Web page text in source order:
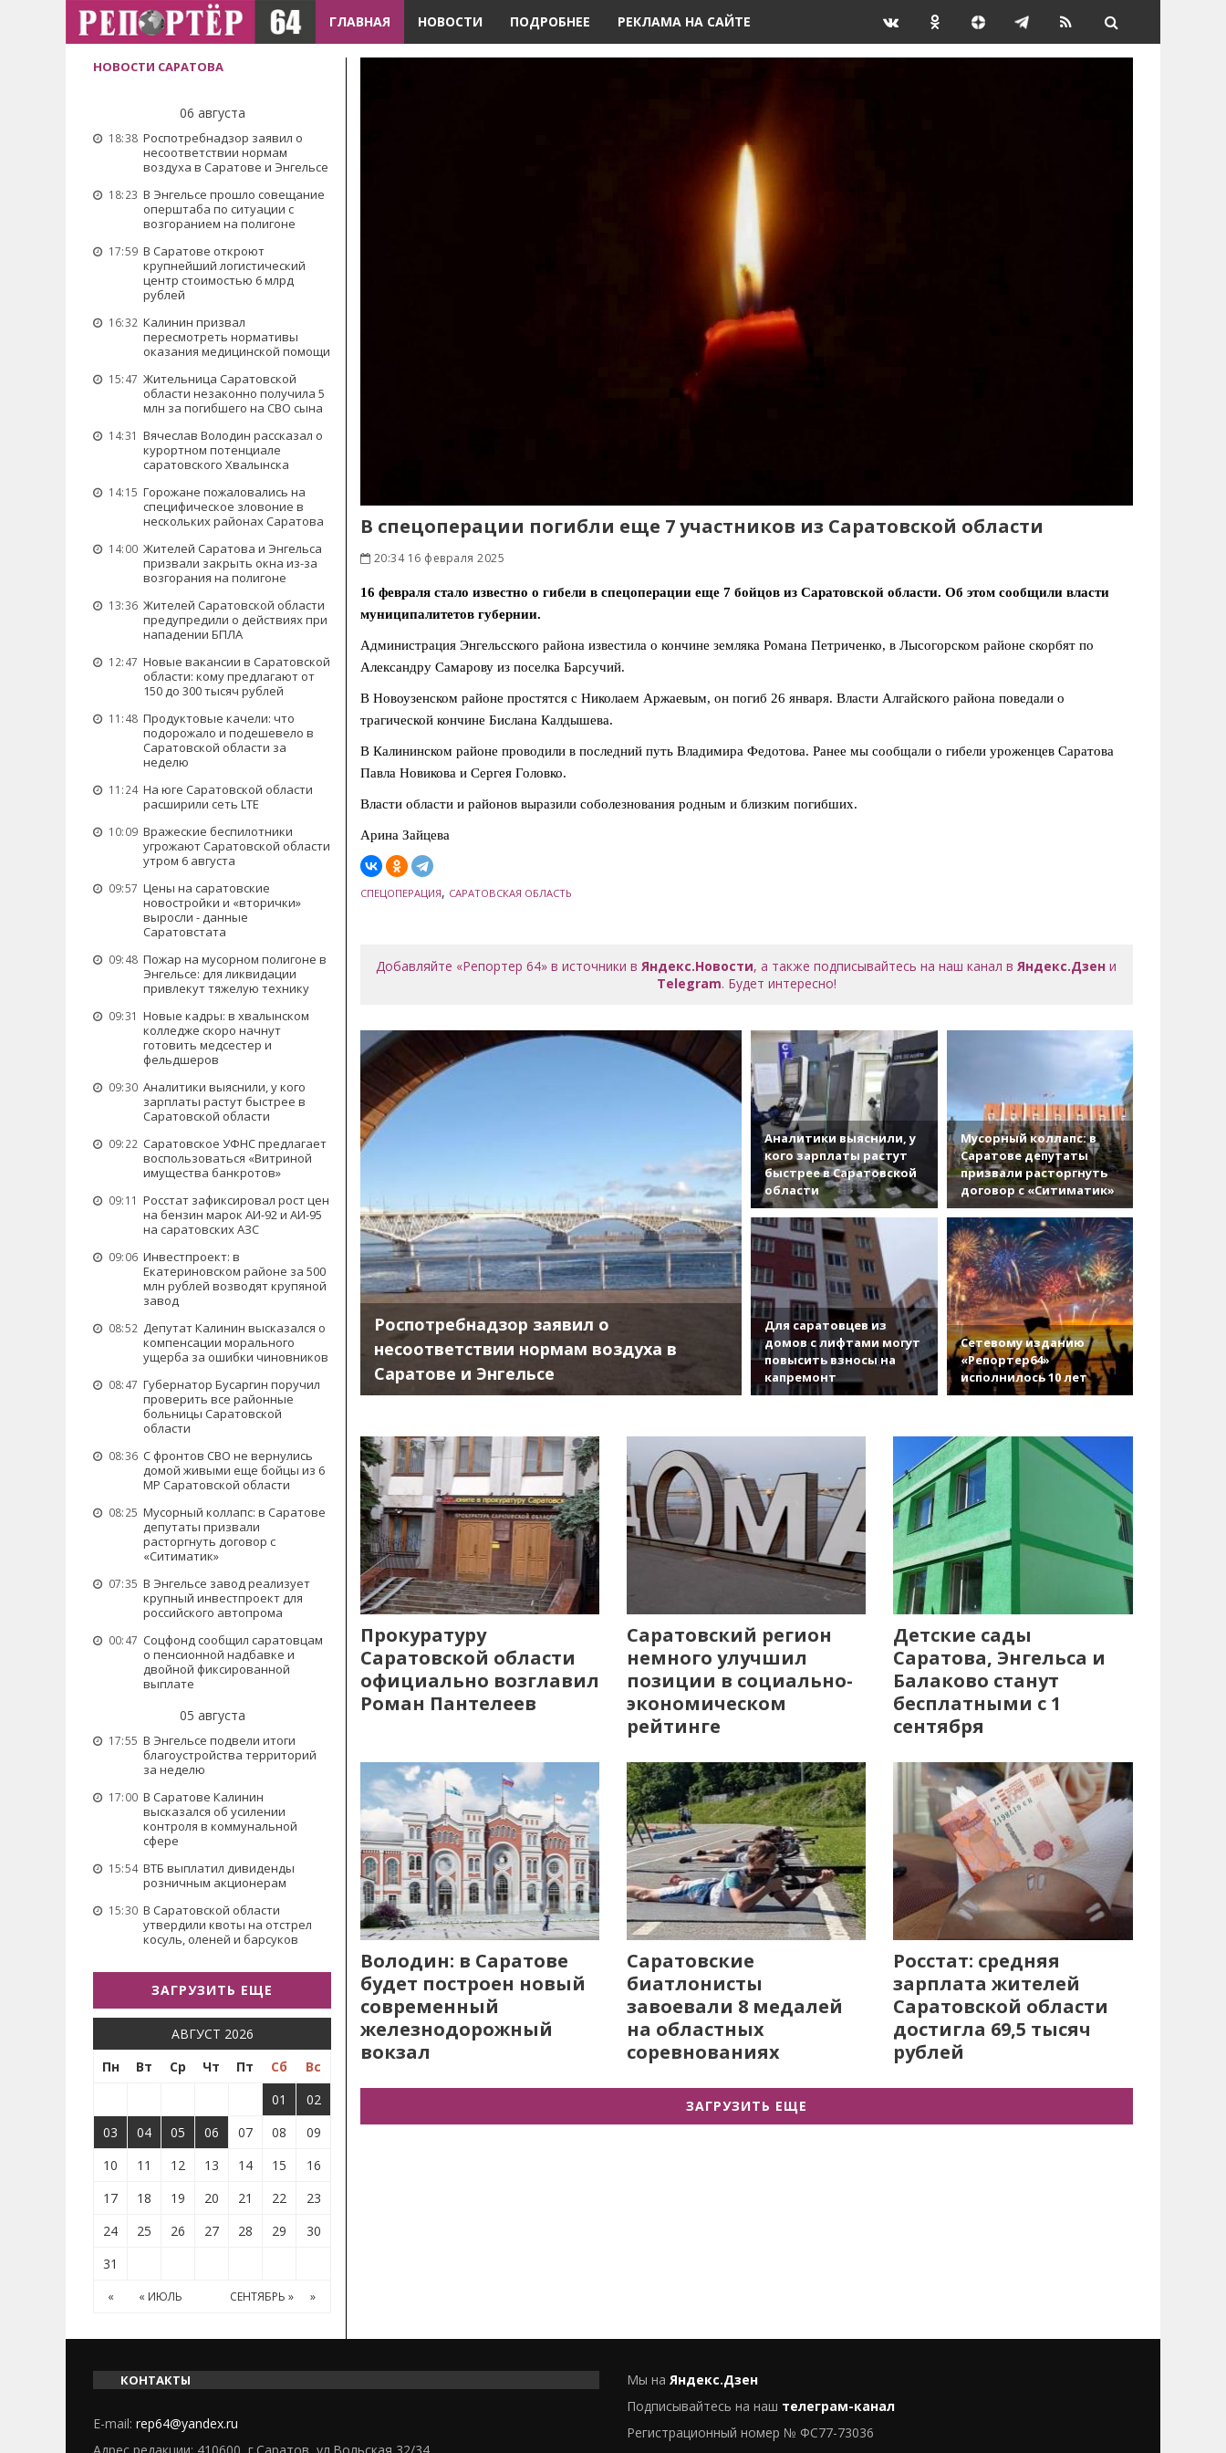
ГЛАВНАЯ НОВОСТИ ПОДРОБНЕЕ РЕКЛАМА НА САЙТЕ
НОВОСТИ САРАТОВА
06 августа
18:38 Роспотребнадзор заявил о
несоответствии нормам
воздуха в Саратове и Энгельсе
18:23 В Энгельсе прошло совещание
оперштаба по ситуации с
возгоранием на полигоне
17:59 В Саратове откроют
крупнейший логистический
центр стоимостью 6 млрд
рублей
16:32 Калинин призвал
пересмотреть нормативы
оказания медицинской помощи
15:47 Жительница Саратовской
области незаконно получила 5
млн за погибшего на СВО сына
14:31 Вячеслав Володин рассказал о
курортном потенциале
саратовского Хвалынска
14:15 Горожане пожаловались на
специфическое зловоние в
нескольких районах Саратова
14:00 Жителей Саратова и Энгельса
призвали закрыть окна из-за
возгорания на полигоне
13:36 Жителей Саратовской области
предупредили о действиях при
нападении БПЛА
12:47 Новые вакансии в Саратовской
области: кому предлагают от
150 до 300 тысяч рублей
11:48 Продуктовые качели: что
подорожало и подешевело в
Саратовской области за
неделю
11:24 На юге Саратовской области
расширили сеть LTE
10:09 Вражеские беспилотники
угрожают Саратовской области
утром 6 августа
09:57 Цены на саратовские
новостройки и «вторички»
выросли - данные
Саратовстата
09:48 Пожар на мусорном полигоне в
Энгельсе: для ликвидации
привлекут тяжелую технику
09:31 Новые кадры: в хвалынском
колледже скоро начнут
готовить медсестер и
фельдшеров
09:30 Аналитики выяснили, у кого
зарплаты растут быстрее в
Саратовской области
09:22 Саратовское УФНС предлагает
воспользоваться «Витриной
имущества банкротов»
09:11 Росстат зафиксировал рост цен
на бензин марок АИ-92 и АИ-95
на саратовских АЗС
09:06 Инвестпроект: в
Екатериновском районе за 500
млн рублей возводят крупяной
завод
08:52 Депутат Калинин высказался о
компенсации морального
ущерба за ошибки чиновников
08:47 Губернатор Бусаргин поручил
проверить все районные
больницы Саратовской
области
08:36 С фронтов СВО не вернулись
домой живыми еще бойцы из 6
МР Саратовской области
08:25 Мусорный коллапс: в Саратове
депутаты призвали
расторгнуть договор с
«Ситиматик»
07:35 В Энгельсе завод реализует
крупный инвестпроект для
российского автопрома
00:47 Соцфонд сообщил саратовцам
о пенсионной надбавке и
двойной фиксированной
выплате
05 августа
17:55 В Энгельсе подвели итоги
благоустройства территорий
за неделю
17:00 В Саратове Калинин
высказался об усилении
контроля в коммунальной
сфере
15:54 ВТБ выплатил дивиденды
розничным акционерам
15:30 В Саратовской области
утвердили квоты на отстрел
косуль, оленей и барсуков
ЗАГРУЗИТЬ ЕЩЕ
АВГУСТ 2026
Пн
Вт Ср Чт Пт Сб
Вс
01
02
03
04 05 06 07 08
09
10
11 12 13 14 15
16
17
18 19 20 21 22
23
24
25 26 27 28 29
30
31
« « ИЮЛЬ СЕНТЯБРЬ » »
В спецоперации погибли еще 7 участников из Саратовской области
20:34 16 февраля 2025
16 февраля стало известно о гибели в спецоперации еще 7 бойцов из Саратовской области. Об этом сообщили власти
муниципалитетов губернии.
Администрация Энгельсского района известила о кончине земляка Романа Петриченко, в Лысогорском районе скорбят по
Александру Самарову из поселка Барсучий.
В Новоузенском районе простятся с Николаем Аржаевым, он погиб 26 января. Власти Алгайского района поведали о
трагической кончине Бислана Калдышева.
В Калининском районе проводили в последний путь Владимира Федотова. Ранее мы сообщали о гибели уроженцев Саратова
Павла Новикова и Сергея Головко.
Власти области и районов выразили соболезнования родным и близким погибших.
Арина Зайцева
СПЕЦОПЕРАЦИЯ, САРАТОВСКАЯ ОБЛАСТЬ
Добавляйте «Репортер 64» в источники вЯндекс.Новости, а также подписывайтесь на наш канал вЯндекс.Дзен и
Telegram. Будет интересно!
Роспотребнадзор заявил о
несоответствии нормам воздуха в
Саратове и Энгельсе
Аналитики выяснили, у
кого зарплаты растут
быстрее в Саратовской
области
Мусорный коллапс: в
Саратове депутаты
призвали расторгнуть
договор с «Ситиматик»
Для саратовцев из
домов с лифтами могут
повысить взносы на
капремонт
Сетевому изданию
«Репортер64»
исполнилось 10 лет
Прокуратуру
Саратовской области
официально возглавил
Роман Пантелеев
Саратовский регион
немного улучшил
позиции в социально-
экономическом
рейтинге
Детские сады
Саратова, Энгельса и
Балаково станут
бесплатными с 1
сентября
Володин: в Саратове
будет построен новый
современный
железнодорожный
вокзал
Саратовские
биатлонисты
завоевали 8 медалей
на областных
соревнованиях
Росстат: средняя
зарплата жителей
Саратовской области
достигла 69,5 тысяч
рублей
ЗАГРУЗИТЬ ЕЩЕ
КОНТАКТЫ
E-mail: rep64@yandex.ru
Мы на Яндекс.Дзен
Подписывайтесь на наш телеграм-канал
Регистрационный номер № ФС77-73036